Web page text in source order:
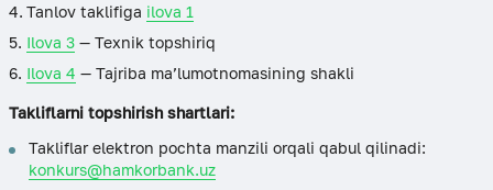
Tanlov taklifiga ilova 1
Ilova 3— Texnik topshiriq
Ilova 4 — Tajriba ma’lumotnomasining shakli
Takliflarni topshirish shartlari:
Takliflar elektron pochta manzili orqali qabul qilinadi:
konkurs@hamkorbank.uz